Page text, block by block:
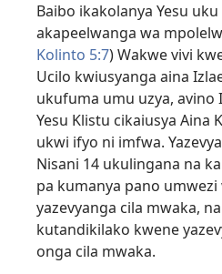
Baibo ikakolanya Yesu
akapeelwanga wa
Kolinto 5:7) Wakwe vivi
Ucilo kwiusyanga aina
ukufuma umu uzya, avino
Yesu Klistu cikaiusya Aina
ukwi ifyo ni imfwa.
Nisani 14 ukulingana na
pa kumanya pano
yazevyanga cila mwaka,
kutandikilako kwene
onga cila mwaka.